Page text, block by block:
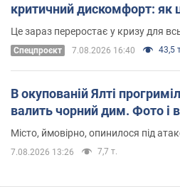
критичний дискомфорт: як
Це зараз переростає у кризу для
Cпецпроєкт 7.08.2026 16:40 43,5
В окупованій Ялті
валить чорний дим. Фото і
Місто, ймовірно, опинилося під
7.08.2026 13:26 7,7 т.